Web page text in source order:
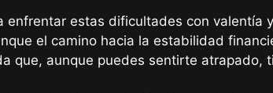
enfrentar estas dificultades con valentía
el camino hacia la estabilidad
que, aunque puedes sentirte